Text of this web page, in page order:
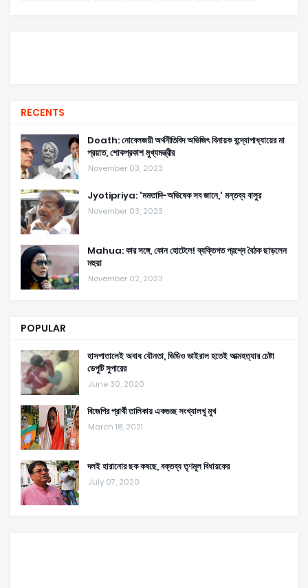
RECENTS
Death: নোবেলজয়ী অর্থনীতিবিদ অভিজিৎ বিনায়ক বন্দ্যোপাধ্যায়ের মা
প্রয়াত, শোকপ্রকাশ মুখ্যমন্ত্রীর
November 03, 2023
Jyotipriya: 'মমতাদি-অভিষেক সব জানে,' মন্তব্য বালুর
November 03, 2023
Mahua: কার সঙ্গে, কোন হোটেলে! ব্যক্তিগত প্রশ্নে বৈঠক ছাড়লেন
মহুয়া
November 02, 2023
POPULAR
হাসপাতালেই অবাধ যৌনতা, ভিডিও ভাইরাল হতেই আত্মহত্যার চেষ্টা
ডেপুটি সুপারের
June 30, 2020
বিজেপির প্রার্থী তালিকায় একগুচ্ছ সংখ্যালখু মুখ
March 18, 2021
দলই হারানোর ছক কষছে, বক্তব্য তৃণমূল বিধায়কের
July 07, 2020